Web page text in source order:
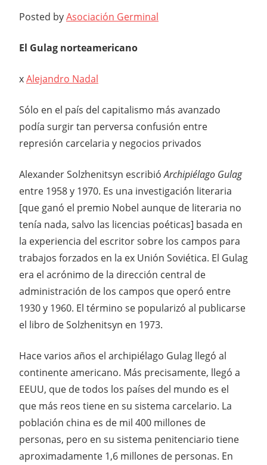
Posted byAsociación Germinal
El Gulag norteamericano
xAlejandro Nadal
Sólo en el país del capitalismo más avanzado
podía surgir tan perversa confusión entre
represión carcelaria y negocios privados
Alexander Solzhenitsyn escribióArchipiélago Gulag
entre 1958 y 1970. Es una investigación literaria
[que ganó el premio Nobel aunque de literaria no
tenía nada, salvo las licencias poéticas] basada en
la experiencia del escritor sobre los campos para
trabajos forzados en la ex Unión Soviética. El Gulag
era el acrónimo de la dirección central de
administración de los campos que operó entre
1930 y 1960. El término se popularizó al publicarse
el libro de Solzhenitsyn en 1973.
Hace varios años el archipiélago Gulag llegó al
continente americano. Más precisamente, llegó a
EEUU, que de todos los países del mundo es el
que más reos tiene en su sistema carcelario. La
población china es de mil 400 millones de
personas, pero en su sistema penitenciario tiene
aproximadamente 1,6 millones de personas. En